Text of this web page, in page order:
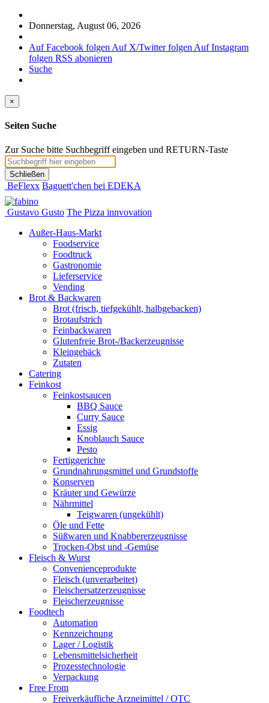
Donnerstag, August 06, 2026
Auf Facebook folgen Auf X/Twitter folgen Auf Instagram
folgen RSS abonieren
Suche
×
Seiten Suche
Zur Suche bitte Suchbegriff eingeben und RETURN-Taste
Schließen
BeFlexx Baguett'chen bei EDEKA
Gustavo Gusto The Pizza innvovation
Außer-Haus-Markt
Foodservice
Foodtruck
Gastronomie
Lieferservice
Vending
Brot & Backwaren
Brot (frisch, tiefgekühlt, halbgebacken)
Brotaufstrich
Feinbackwaren
Glutenfreie Brot-/Backerzeugnisse
Kleingebäck
Zutaten
Catering
Feinkost
Feinkostsaucen
BBQ Sauce
Curry Sauce
Essig
Knoblauch Sauce
Pesto
Fertiggerichte
Grundnahrungsmittel und Grundstoffe
Konserven
Kräuter und Gewürze
Nährmittel
Teigwaren (ungekühlt)
Öle und Fette
Süßwaren und Knabbererzeugnisse
Trocken-Obst und -Gemüse
Fleisch & Wurst
Convenienceprodukte
Fleisch (unverarbeitet)
Fleischersatzerzeugnisse
Fleischerzeugnisse
Foodtech
Automation
Kennzeichnung
Lager / Logistik
Lebensmittelsicherheit
Prozesstechnologie
Verpackung
Free From
Freiverkäufliche Arzneimittel / OTC